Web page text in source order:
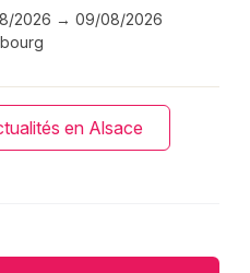
2026 → 09/08/2026
en Alsace